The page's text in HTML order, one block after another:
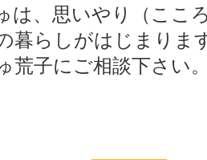
は、思いやり（ここ
暮らしがはじまりま
荒子にご相談下さい